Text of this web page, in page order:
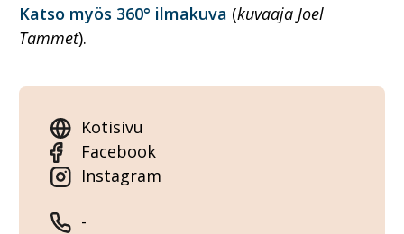
Katso myös 360° ilmakuva (kuvaaja Joel
Tammet).
Kotisivu
Facebook
Instagram
-